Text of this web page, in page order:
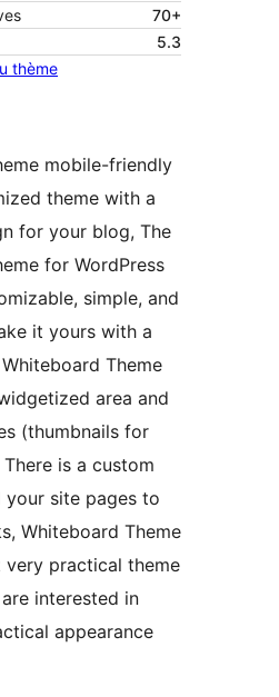
70+
5.3
thème
mobile-friendly
theme with a
for your blog, The
for WordPress
simple, and
it yours with a
Theme
area and
(thumbnails for
is a custom
site pages to
Whiteboard Theme
very practical theme
interested in
appearance